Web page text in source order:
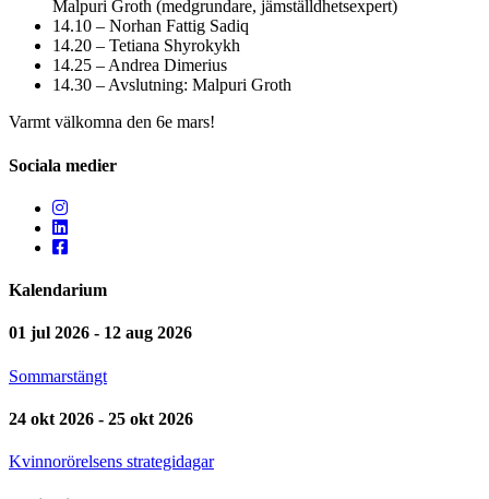
Malpuri Groth (medgrundare, jämställdhetsexpert)
14.10 – Norhan Fattig Sadiq
14.20 – Tetiana Shyrokykh
14.25 – Andrea Dimerius
14.30 – Avslutning: Malpuri Groth
Varmt välkomna den 6e mars!
Sociala medier
Kalendarium
01 jul 2026 - 12 aug 2026
Sommarstängt
24 okt 2026 - 25 okt 2026
Kvinnorörelsens strategidagar